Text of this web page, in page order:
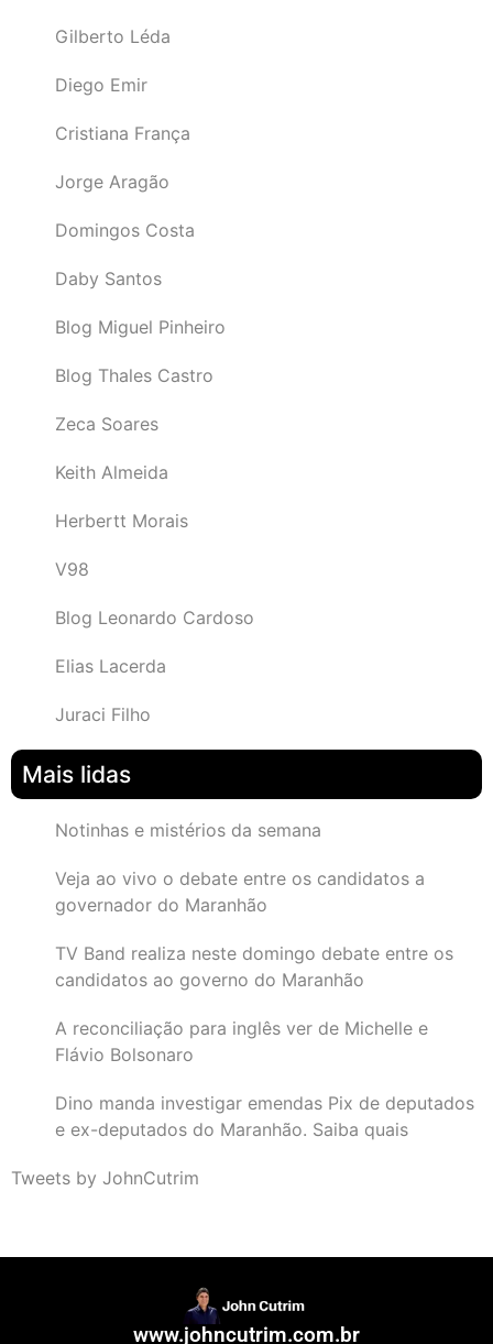
Gilberto Léda
Diego Emir
Cristiana França
Jorge Aragão
Domingos Costa
Daby Santos
Blog Miguel Pinheiro
Blog Thales Castro
Zeca Soares
Keith Almeida
Herbertt Morais
V98
Blog Leonardo Cardoso
Elias Lacerda
Juraci Filho
Mais lidas
Notinhas e mistérios da semana
Veja ao vivo o debate entre os candidatos a
governador do Maranhão
TV Band realiza neste domingo debate entre os
candidatos ao governo do Maranhão
A reconciliação para inglês ver de Michelle e
Flávio Bolsonaro
Dino manda investigar emendas Pix de deputados
e ex-deputados do Maranhão. Saiba quais
Tweets by JohnCutrim
www.johncutrim.com.br